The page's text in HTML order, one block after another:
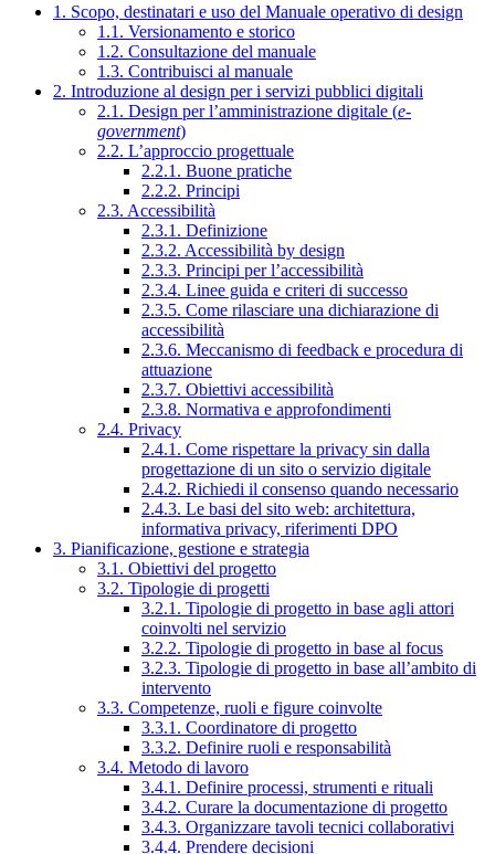
1. Scopo, destinatari e uso del Manuale operativo di design
1.1. Versionamento e storico
1.2. Consultazione del manuale
1.3. Contribuisci al manuale
2. Introduzione al design per i servizi pubblici digitali
2.1. Design per l’amministrazione digitale (e-
government)
2.2. L’approccio progettuale
2.2.1. Buone pratiche
2.2.2. Principi
2.3. Accessibilità
2.3.1. Definizione
2.3.2. Accessibilità by design
2.3.3. Principi per l’accessibilità
2.3.4. Linee guida e criteri di successo
2.3.5. Come rilasciare una dichiarazione di
accessibilità
2.3.6. Meccanismo di feedback e procedura di
attuazione
2.3.7. Obiettivi accessibilità
2.3.8. Normativa e approfondimenti
2.4. Privacy
2.4.1. Come rispettare la privacy sin dalla
progettazione di un sito o servizio digitale
2.4.2. Richiedi il consenso quando necessario
2.4.3. Le basi del sito web: architettura,
informativa privacy, riferimenti DPO
3. Pianificazione, gestione e strategia
3.1. Obiettivi del progetto
3.2. Tipologie di progetti
3.2.1. Tipologie di progetto in base agli attori
coinvolti nel servizio
3.2.2. Tipologie di progetto in base al focus
3.2.3. Tipologie di progetto in base all’ambito di
intervento
3.3. Competenze, ruoli e figure coinvolte
3.3.1. Coordinatore di progetto
3.3.2. Definire ruoli e responsabilità
3.4. Metodo di lavoro
3.4.1. Definire processi, strumenti e rituali
3.4.2. Curare la documentazione di progetto
3.4.3. Organizzare tavoli tecnici collaborativi
3.4.4. Prendere decisioni